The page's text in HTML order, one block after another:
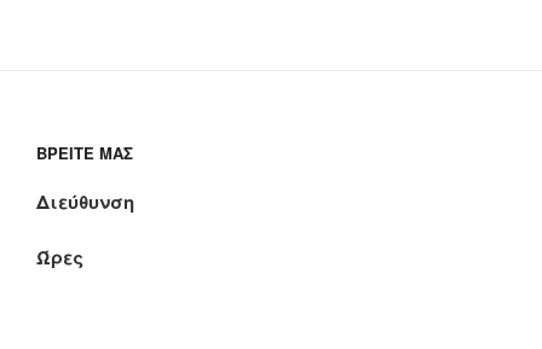
ΒΡΕΊΤΕ ΜΑΣ
Διεύθυνση
Ώρες